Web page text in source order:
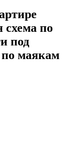
схема по
под
по маякам